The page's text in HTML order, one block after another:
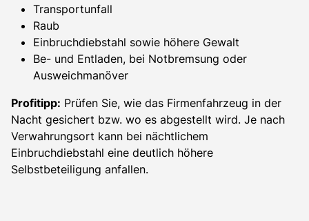
Transportunfall
Raub
Einbruchdiebstahl sowie höhere Gewalt
Be- und Entladen, bei Notbremsung oder
Ausweichmanöver
Profitipp: Prüfen Sie, wie das Firmenfahrzeug in der
Nacht gesichert bzw. wo es abgestellt wird. Je nach
Verwahrungsort kann bei nächtlichem
Einbruchdiebstahl eine deutlich höhere
Selbstbeteiligung anfallen.